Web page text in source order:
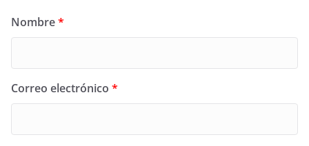
Nombre*
Correo electrónico *